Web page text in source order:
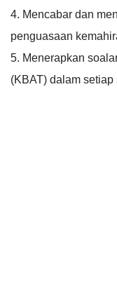
4. Mencabar dan
penguasaan
5. Menerapkan
(KBAT) dalam setiap